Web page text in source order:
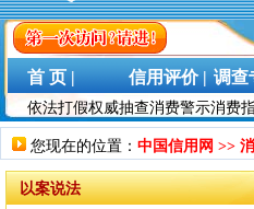
首 页 | 信用评价 | 调查
依法打假权威抽查消费警示消费
您现在的位置： 中国信用网 >>
以案说法